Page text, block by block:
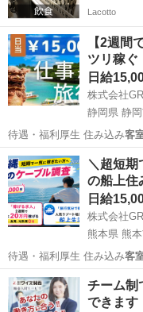
Lacotto
【2週間
ツリ稼
日給
株式会社
静岡県 静
待遇・福利厚生 住み込み客
静岡 静岡市 その他
＼超短期
の船上住
日給
株式会社
熊本県 熊
待遇・福利厚生 住み込み客
熊本 熊本市 その他
チーム制
できます